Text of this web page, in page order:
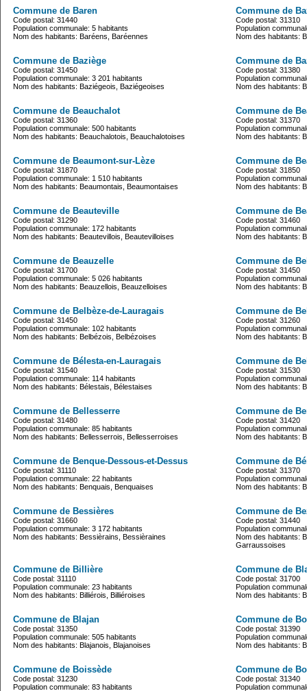
Commune de Baren
Code postal: 31440
Population communale: 5 habitants
Nom des habitants: Baréens, Baréennes
Commune de
Code postal: 31310
Population
Nom des habitants:
Commune de Baziège
Code postal: 31450
Population communale: 3 201 habitants
Nom des habitants: Baziégeois, Baziégeoises
Commune de
Code postal: 31380
Population
Nom des habitants:
Commune de Beauchalot
Code postal: 31360
Population communale: 500 habitants
Nom des habitants: Beauchalotois, Beauchalotoises
Commune de
Code postal: 31370
Population
Nom des habitants:
Commune de Beaumont-sur-Lèze
Code postal: 31870
Population communale: 1 510 habitants
Nom des habitants: Beaumontais, Beaumontaises
Commune de
Code postal: 31850
Population
Nom des habitants:
Commune de Beauteville
Code postal: 31290
Population communale: 172 habitants
Nom des habitants: Beautevillois, Beautevilloises
Commune de
Code postal: 31460
Population
Nom des habitants:
Commune de Beauzelle
Code postal: 31700
Population communale: 5 026 habitants
Nom des habitants: Beauzellois, Beauzelloises
Commune de
Code postal: 31450
Population
Nom des habitants:
Commune de Belbèze-de-Lauragais
Code postal: 31450
Population communale: 102 habitants
Nom des habitants: Belbézois, Belbézoises
Commune de
Code postal: 31260
Population
Nom des habitants:
Commune de Bélesta-en-Lauragais
Code postal: 31540
Population communale: 114 habitants
Nom des habitants: Bélestais, Bélestaises
Commune de
Code postal: 31530
Population
Nom des habitants:
Commune de Bellesserre
Code postal: 31480
Population communale: 85 habitants
Nom des habitants: Bellesserrois, Bellesserroises
Commune de
Code postal: 31420
Population
Nom des habitants:
Commune de Benque-Dessous-et-Dessus
Code postal: 31110
Population communale: 22 habitants
Nom des habitants: Benquais, Benquaises
Commune de
Code postal: 31370
Population
Nom des habitants:
Commune de Bessières
Code postal: 31660
Population communale: 3 172 habitants
Nom des habitants: Bessièrains, Bessièraines
Commune de
Code postal: 31440
Population
Nom des habitants:
Garraussoises
Commune de Billière
Code postal: 31110
Population communale: 23 habitants
Nom des habitants: Billiérois, Billiéroises
Commune de
Code postal: 31700
Population
Nom des habitants:
Commune de Blajan
Code postal: 31350
Population communale: 505 habitants
Nom des habitants: Blajanois, Blajanoises
Commune de
Code postal: 31390
Population
Nom des habitants:
Commune de Boissède
Code postal: 31230
Population communale: 83 habitants
Commune de
Code postal: 31340
Population